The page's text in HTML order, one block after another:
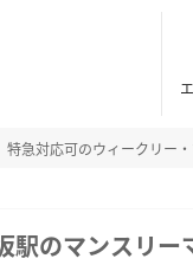
特急対応可のウィークリー
駅のマンスリ